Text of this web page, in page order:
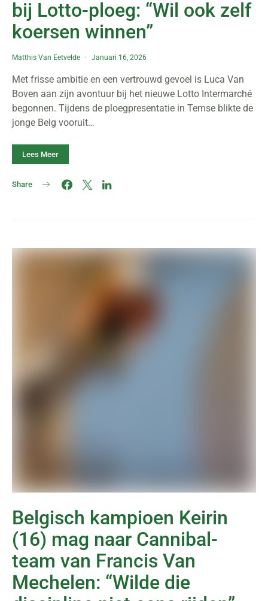
bij Lotto-ploeg: “Wil ook zelf
koersen winnen”
Matthis Van Eetvelde Januari 16, 2026
Met frisse ambitie en een vertrouwd gevoel is Luca Van
Boven aan zijn avontuur bij het nieuwe Lotto Intermarché
begonnen. Tijdens de ploegpresentatie in Temse blikte de
jonge Belg vooruit…
Lees Meer
Share
Belgisch kampioen Keirin
(16) mag naar Cannibal-
team van Francis Van
Mechelen: “Wilde die